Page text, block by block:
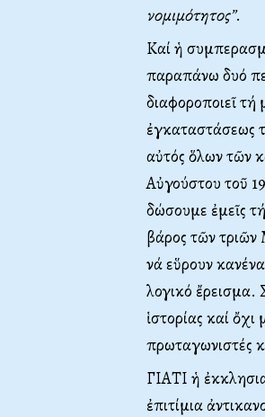
νομιμότητος”.
Καί ἡ
παραπάνω δυό
διαφοροποιεῖ
ἐγκαταστάσεως
αὐτός ὅλων τῶν
Αὐγούστου τοῦ
δώσουμε ἐμεῖς
βάρος τῶν
νά εὕρουν
λογικό ἔρεισμα.
ἱστορίας καί
πρωταγωνιστές
ΓΙΑΤΙ ἡ
ἐπιτίμια